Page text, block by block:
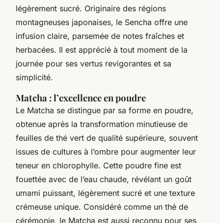
légèrement sucré. Originaire des régions
montagneuses japonaises, le Sencha offre une
infusion claire, parsemée de notes fraîches et
herbacées. Il est apprécié à tout moment de la
journée pour ses vertus revigorantes et sa
simplicité.
Matcha : l’excellence en poudre
Le Matcha se distingue par sa forme en poudre,
obtenue après la transformation minutieuse de
feuilles de thé vert de qualité supérieure, souvent
issues de cultures à l’ombre pour augmenter leur
teneur en chlorophylle. Cette poudre fine est
fouettée avec de l’eau chaude, révélant un goût
umami puissant, légèrement sucré et une texture
crémeuse unique. Considéré comme un thé de
cérémonie, le Matcha est aussi reconnu pour ses